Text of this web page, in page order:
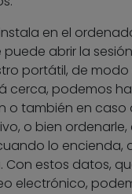
en el
puede abrir la
portátil, de
cerca, podemos
o también en
o bien
lo encienda,
Con estos datos,
electrónico,